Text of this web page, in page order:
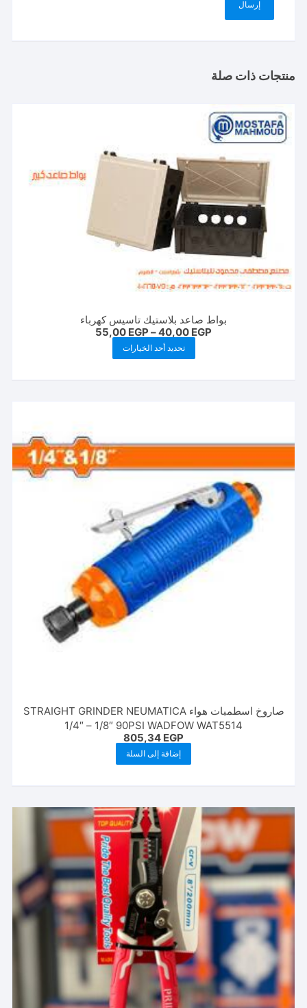
منتجات ذات صلة
بواط صاعد بلاستيك تاسيس كهرباء
40,00 EGP
–
55,00 EGP نطاق
تحديد أحد الخيارات
العديد
المنتج.
يمكن
اختيار
على
صفحة
صاروخ اسطمبات هواء STRAIGHT GRINDER NEUMATICA
1/4″ – 1/8″ 90PSI WADFOW WAT5514
805,34 EGP
إضافة إلى السلة